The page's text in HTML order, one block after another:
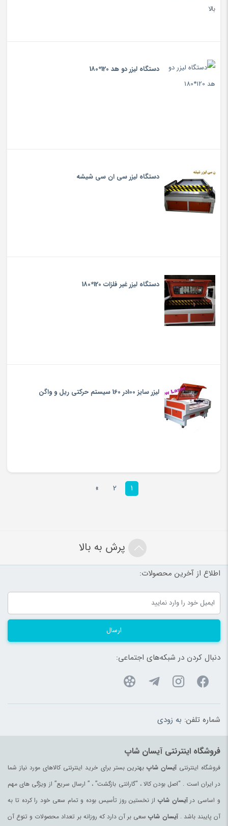
دستگاه لیزر دو هد 120*180
دستگاه لیزر سی ان سی شیشه
دستگاه لیزر غیر فلزات 120*180
لیزر سایز 100در 160 سیستم حرکتی ریل و واگن
1
2
»
پرش به بالا
اطلاع از آخرین محصولات:
ارسال
دنبال کردن در شبکه‌های اجتماعی:
شماره تلفن: به زودی
فروشگاه اینترنتی آیسان شاپ
فروشگاه اینترنتیآیسان شاپبهترین بستر برای خرید اینترنتی کالاهای مورد نیاز شما
در ایران است . “اصل بودن کالا ، “گارانتی بازگشت” ، ” ارسال سریع” از ویژگی های مهم
و اساسی درآیسان شاپ از نخستین روز تأسیس بوده و تمام سعی خود را کرده تا به
آن پایبند باشد .آیسان شاپ سعی بر آن دارد که روزانه بر تعداد محصولات و تنوع آن